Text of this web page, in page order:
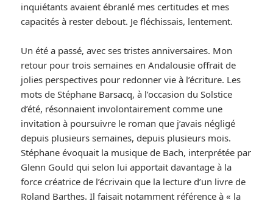
inquiétants avaient ébranlé mes certitudes et mes
capacités à rester debout. Je fléchissais, lentement.
Un été a passé, avec ses tristes anniversaires. Mon
retour pour trois semaines en Andalousie offrait de
jolies perspectives pour redonner vie à l’écriture. Les
mots de Stéphane Barsacq, à l’occasion du Solstice
d’été, résonnaient involontairement comme une
invitation à poursuivre le roman que j’avais négligé
depuis plusieurs semaines, depuis plusieurs mois.
Stéphane évoquait la musique de Bach, interprétée par
Glenn Gould qui selon lui apportait davantage à la
force créatrice de l’écrivain que la lecture d’un livre de
Roland Barthes. Il faisait notamment référence à « la